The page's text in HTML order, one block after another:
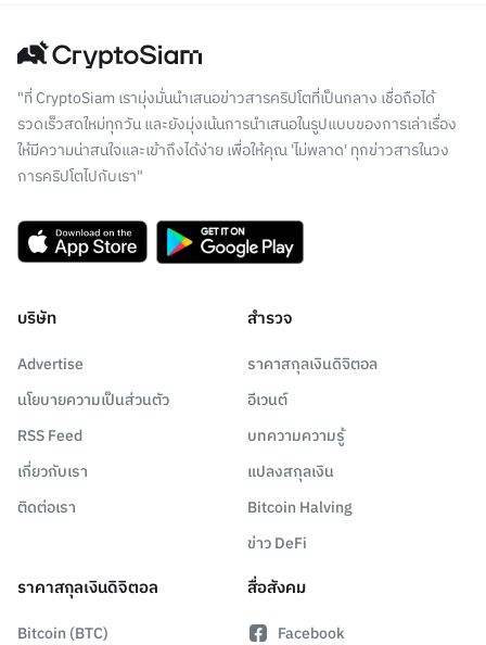
"ที่ CryptoSiam เรามุ่งมั่นนำเสนอข่าวสารคริปโตที่เป็นกลาง เชื่อถือได้
รวดเร็วสดใหม่ทุกวัน และยังมุ่งเน้นการนำเสนอในรูปแบบของการเล่าเรื่อง
ให้มีความน่าสนใจและเข้าถึงได้ง่าย เพื่อให้คุณ 'ไม่พลาด' ทุกข่าวสารในวง
การคริปโตไปกับเรา"
บริษัท
Advertise
นโยบายความเป็นส่วนตัว
RSS Feed
เกี่ยวกับเรา
ติดต่อเรา
สำรวจ
ราคาสกุลเงินดิจิตอล
อีเวนต์
บทความความรู้
แปลงสกุลเงิน
Bitcoin Halving
ข่าว DeFi
ราคาสกุลเงินดิจิตอล
Bitcoin (BTC)
สื่อสังคม
Facebook